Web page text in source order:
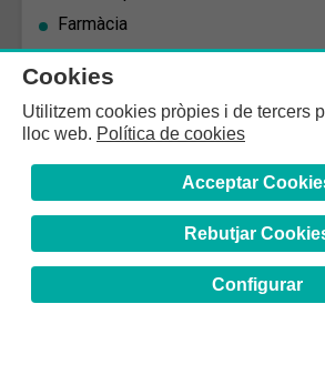
Farmàcia
Formació
Suports identificatius i acreditatius
Altres tràmits
Cookies
Utilitzem cookies pròpies i de tercers
lloc web. Política de cookies
Acceptar
Rebutjar
Configurar